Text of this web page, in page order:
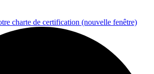
charte de certification (nouvelle fenêtre)